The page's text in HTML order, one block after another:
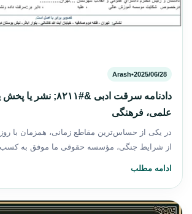
2025/06/28
•
Arash
دادنامه سرقت ادبی &#۸۲۱۱;
علمی، فرهنگی
در یکی از حساس‌ترین مقاطع زمانی، همزمان با
از شرایط جنگی، مؤسسه حقوقی ما موفق به
ادامه مطلب